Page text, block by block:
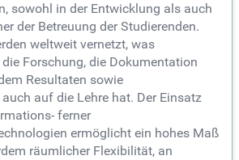
sowohl in der Entwicklung als auch
der Betreuung der Studierenden.
weltweit vernetzt, was
Forschung, die Dokumentation
Resultaten sowie
auf die Lehre hat. Der Einsatz
ferner
ermöglicht ein hohes Maß
räumlicher Flexibilität, an